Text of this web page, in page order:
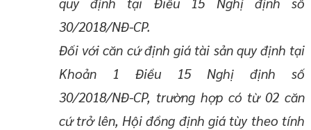
30/2018/NĐ-CP.
Đối với căn cứ định giá tài sản quy định tại
Khoản 1 Điều 15 Nghị định số
30/2018/NĐ-CP, trường hợp có từ 02 căn
cứ trở lên, Hội đồng định giá tùy theo tính